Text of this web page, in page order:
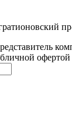
офертой